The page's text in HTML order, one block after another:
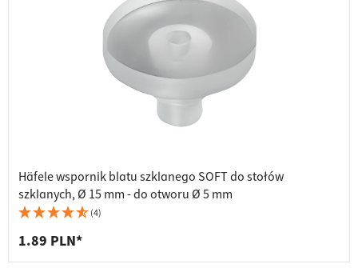
Häfele wspornik blatu szklanego SOFT do stołów
szklanych, Ø 15 mm - do otworu Ø 5 mm
(4)
1.89 PLN*